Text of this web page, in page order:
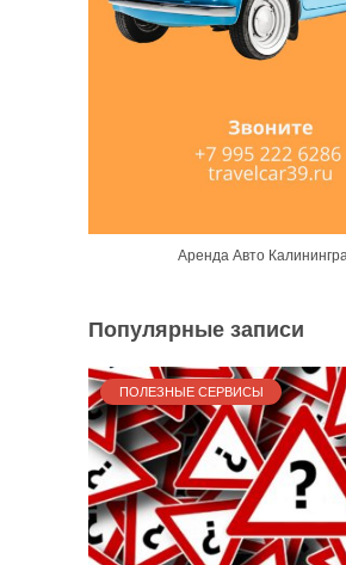
Аренда Авто
Популярные записи
ПОЛЕЗНЫЕ СЕРВИСЫ